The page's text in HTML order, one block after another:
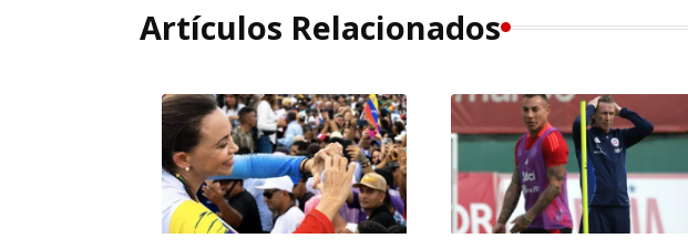
Artículos Relacionados